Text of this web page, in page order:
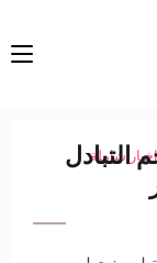
اخبار شاملة
التبادل